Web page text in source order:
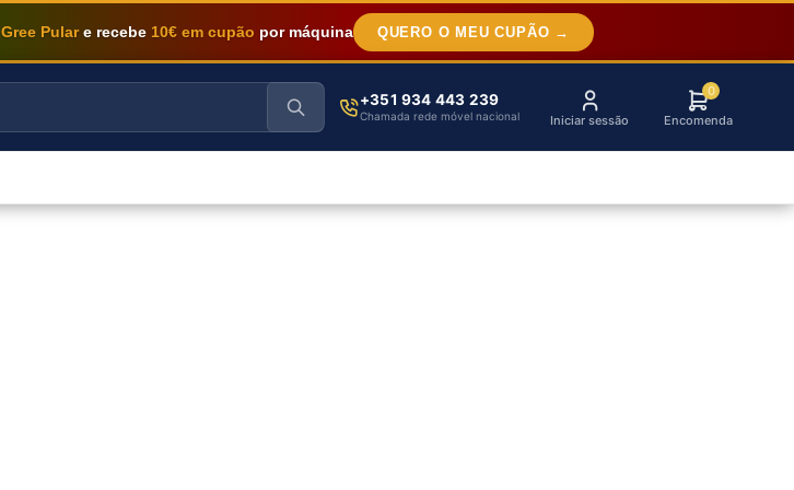
Gree Pulare recebe 10€ em cupão por máquina QUERO O MEU CUPÃO →
+351 934 443 239
Chamada rede móvel nacional Iniciar sessão
0
Encomenda